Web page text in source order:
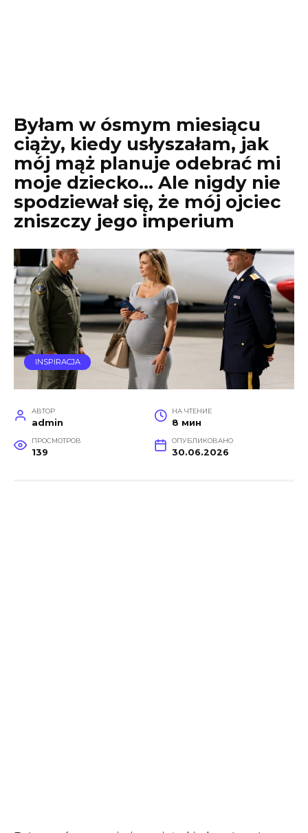
Byłam w ósmym miesiącu
ciąży, kiedy usłyszałam, jak
mój mąż planuje odebrać mi
moje dziecko… Ale nigdy nie
spodziewał się, że mój ojciec
zniszczy jego imperium
INSPIRACJA
АВТОР
admin
НА ЧТЕНИЕ
8 мин
ПРОСМОТРОВ
139
ОПУБЛИКОВАНО
30.06.2026